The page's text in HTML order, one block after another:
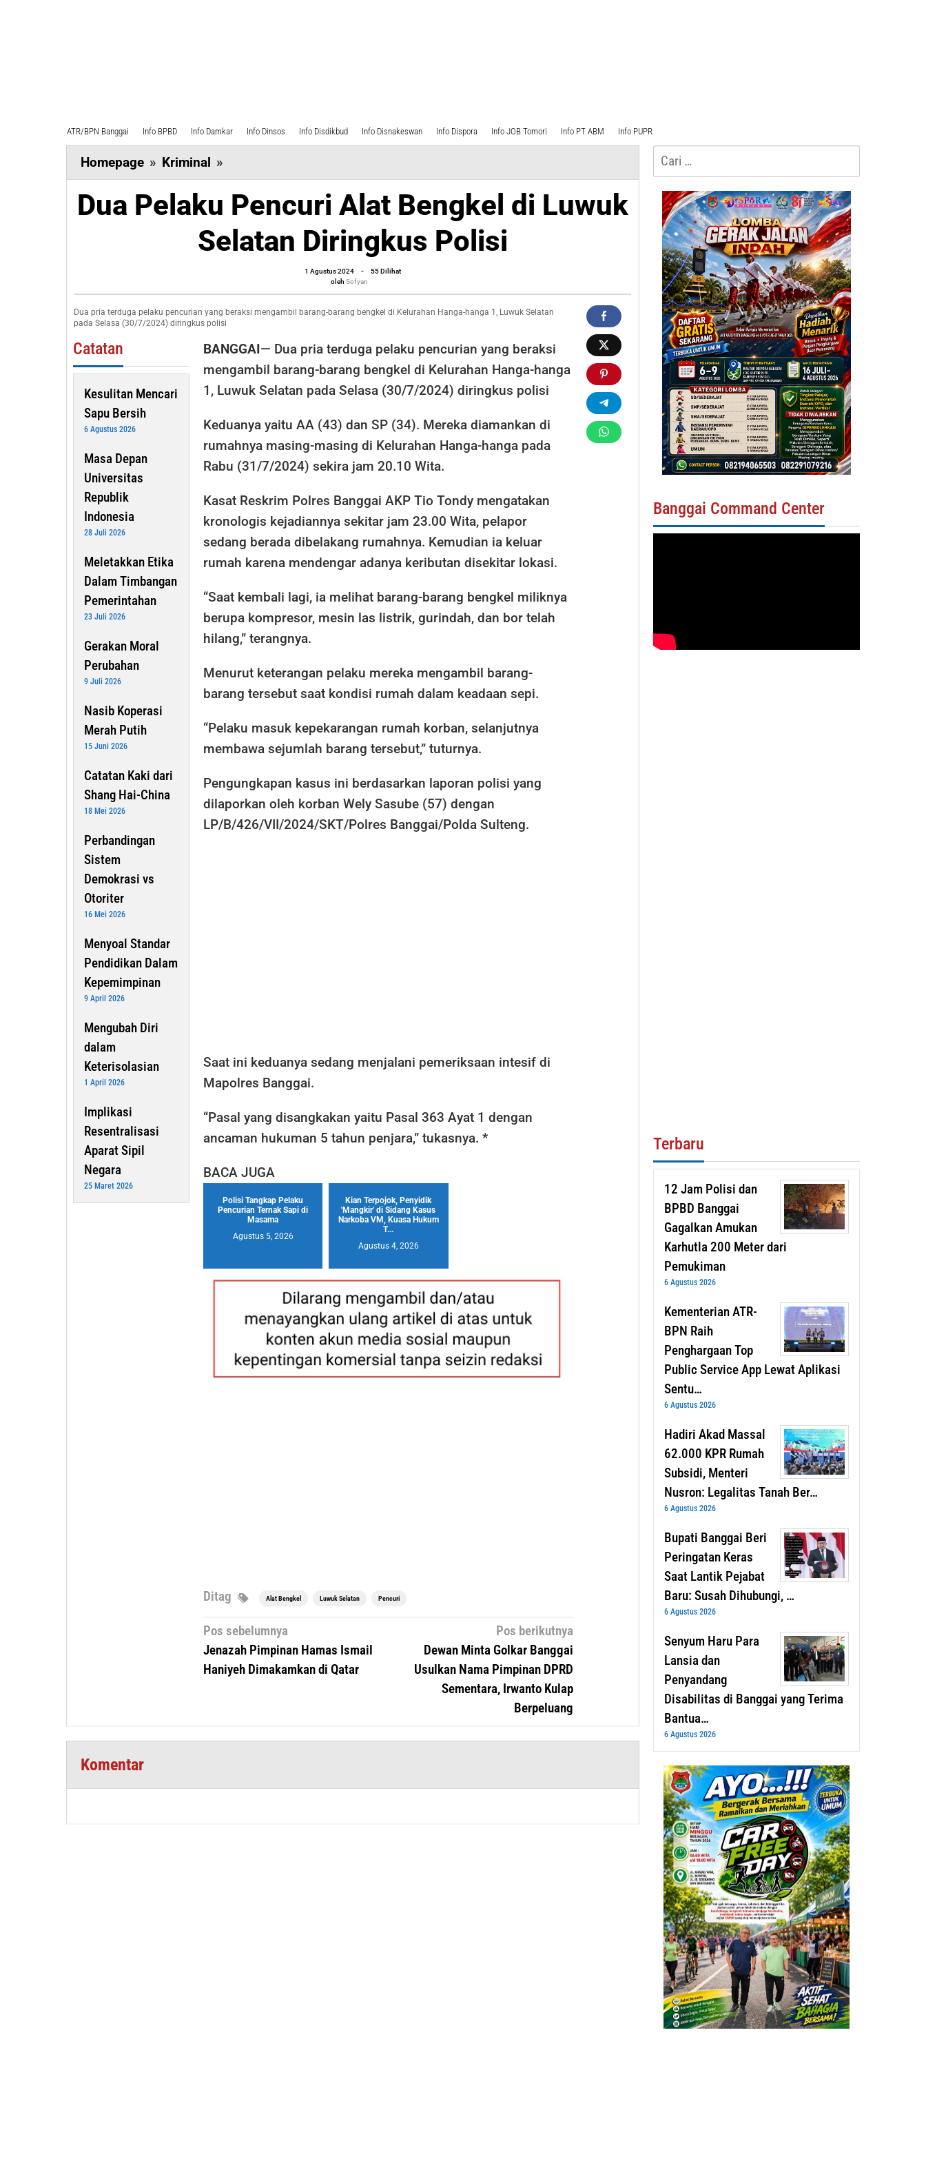
ATR/BPN Banggai Info BPBD Info Damkar Info Dinsos Info Disdikbud Info Disnakeswan Info Dispora Info JOB Tomori Info PT ABM Info PUPR
Homepage » Kriminal »
Pelaku
Pencuri
Alat
Bengkel
Selatan
Diringkus
Dua Pelaku Pencuri Alat Bengkel di Luwuk
Selatan Diringkus Polisi
1 Agustus 2024
oleh
Sofyan
-
55 Dilihat
oleh Sofyan
Dua pria terduga pelaku pencurian yang beraksi mengambil barang-barang bengkel di Kelurahan Hanga-hanga 1, Luwuk Selatan
pada Selasa (30/7/2024) diringkus polisi
Catatan
Kesulitan Mencari
Sapu Bersih
6 Agustus 2026
Masa Depan
Universitas
Republik
Indonesia
28 Juli 2026
Meletakkan Etika
Dalam Timbangan
Pemerintahan
23 Juli 2026
Gerakan Moral
Perubahan
9 Juli 2026
Nasib Koperasi
Merah Putih
15 Juni 2026
Catatan Kaki dari
Shang Hai-China
18 Mei 2026
Perbandingan
Sistem
Demokrasi vs
Otoriter
16 Mei 2026
Menyoal Standar
Pendidikan Dalam
Kepemimpinan
9 April 2026
Mengubah Diri
dalam
Keterisolasian
1 April 2026
Implikasi
Resentralisasi
Aparat Sipil
Negara
25 Maret 2026
BANGGAI— Dua pria terduga pelaku pencurian yang beraksi
mengambil barang-barang bengkel di Kelurahan Hanga-hanga
1, Luwuk Selatan pada Selasa (30/7/2024) diringkus polisi
Keduanya yaitu AA (43) dan SP (34). Mereka diamankan di
rumahnya masing-masing di Kelurahan Hanga-hanga pada
Rabu (31/7/2024) sekira jam 20.10 Wita.
Kasat Reskrim Polres Banggai AKP Tio Tondy mengatakan
kronologis kejadiannya sekitar jam 23.00 Wita, pelapor
sedang berada dibelakang rumahnya. Kemudian ia keluar
rumah karena mendengar adanya keributan disekitar lokasi.
“Saat kembali lagi, ia melihat barang-barang bengkel miliknya
berupa kompresor, mesin las listrik, gurindah, dan bor telah
hilang,” terangnya.
Menurut keterangan pelaku mereka mengambil barang-
barang tersebut saat kondisi rumah dalam keadaan sepi.
“Pelaku masuk kepekarangan rumah korban, selanjutnya
membawa sejumlah barang tersebut,” tuturnya.
Pengungkapan kasus ini berdasarkan laporan polisi yang
dilaporkan oleh korban Wely Sasube (57) dengan
LP/B/426/VII/2024/SKT/Polres Banggai/Polda Sulteng.
Saat ini keduanya sedang menjalani pemeriksaan intesif di
Mapolres Banggai.
“Pasal yang disangkakan yaitu Pasal 363 Ayat 1 dengan
ancaman hukuman 5 tahun penjara,” tukasnya. *
BACA JUGA
Polisi Tangkap Pelaku
Pencurian Ternak Sapi di
Masama
Agustus 5, 2026
Kian Terpojok, Penyidik
'Mangkir' di Sidang Kasus
Narkoba VM, Kuasa Hukum
T...
Agustus 4, 2026
Ditag Alat Bengkel Luwuk Selatan Pencuri
Navigasi
pos
Pos sebelumnya
Jenazah Pimpinan Hamas Ismail
Haniyeh Dimakamkan di Qatar
Pos berikutnya
Dewan Minta Golkar Banggai
Usulkan Nama Pimpinan DPRD
Sementara, Irwanto Kulap
Berpeluang
Komentar
Cari
untuk:
Banggai Command Center
Terbaru
12 Jam Polisi dan
BPBD Banggai
Gagalkan Amukan
Karhutla 200 Meter dari
Pemukiman
6 Agustus 2026
Kementerian ATR-
BPN Raih
Penghargaan Top
Public Service App Lewat Aplikasi
Sentu…
6 Agustus 2026
Hadiri Akad Massal
62.000 KPR Rumah
Subsidi, Menteri
Nusron: Legalitas Tanah Ber…
6 Agustus 2026
Bupati Banggai Beri
Peringatan Keras
Saat Lantik Pejabat
Baru: Susah Dihubungi, …
6 Agustus 2026
Senyum Haru Para
Lansia dan
Penyandang
Disabilitas di Banggai yang Terima
Bantua…
6 Agustus 2026